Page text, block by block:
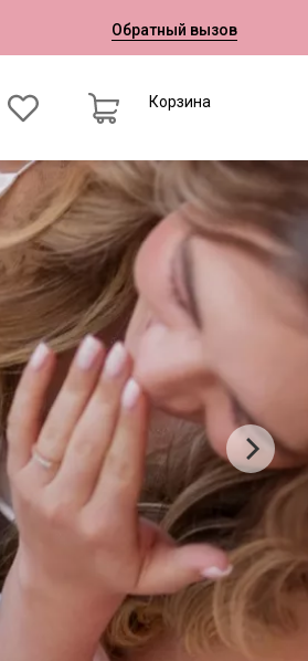
Обратный вызов
Корзина
Оформление заказа